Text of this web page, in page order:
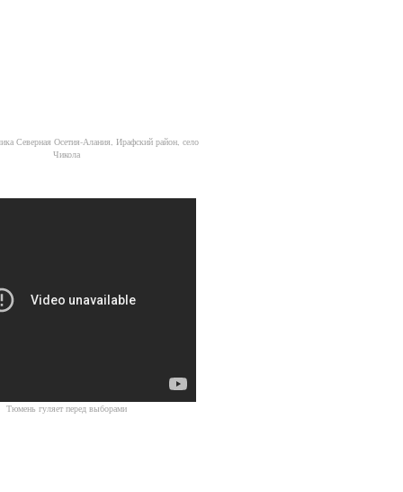
Северная Осетия-Алания, Ирафский район, село
Чикола
Тюмень гуляет перед выборами